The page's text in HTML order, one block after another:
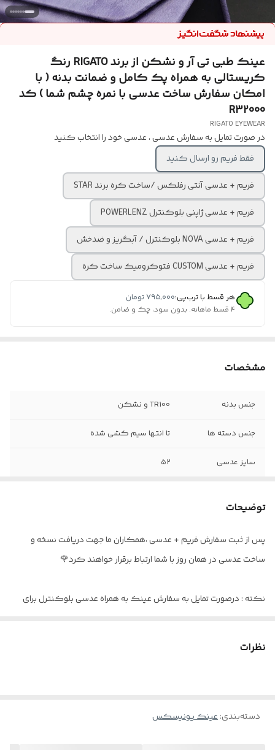
عینک طبی تی آر و نشکن از برند RIGATO رنگ
کریستالی به همراه پک کامل و ضمانت بدنه ( با
امکان سفارش ساخت عدسی با نمره چشم شما ) کد
R32000
RIGATO EYEWEAR
در صورت تمایل به سفارش عدسی ، عدسی خود را انتخاب کنید
فقط فریم رو ارسال کنید
فریم + عدسی آنتی رفلکس /ساخت کره برند STAR
فریم + عدسی ژاپنی بلوکنترل POWERLENZ
فریم + عدسی NOVA بلوکنترل / آبگریز و ضدخش
فریم + عدسی CUSTOM فتوکرومیک ساخت کره
هر قسط با ترب‌پی:۷۹۵٬۰۰۰تومان
۴ قسط ماهانه. بدون سود، چک و ضامن.
مشخصات
جنس بدنه TR100 و نشکن
جنس دسته ها تا انتها سیم کشی شده
سایز عدسی ۵۲
توضیحات
پس از ثبت سفارش فریم + عدسی ،همکاران ما جهت دریافت نسخه و
ساخت عدسی در همان روز با شما ارتباط برقرار خواهند کرد🌹
نکته : درصورت تمایل به سفارش عینک به همراه عدسی بلوکنترل برای
نظرات
دسته‌بندی:عینک یونیسکس